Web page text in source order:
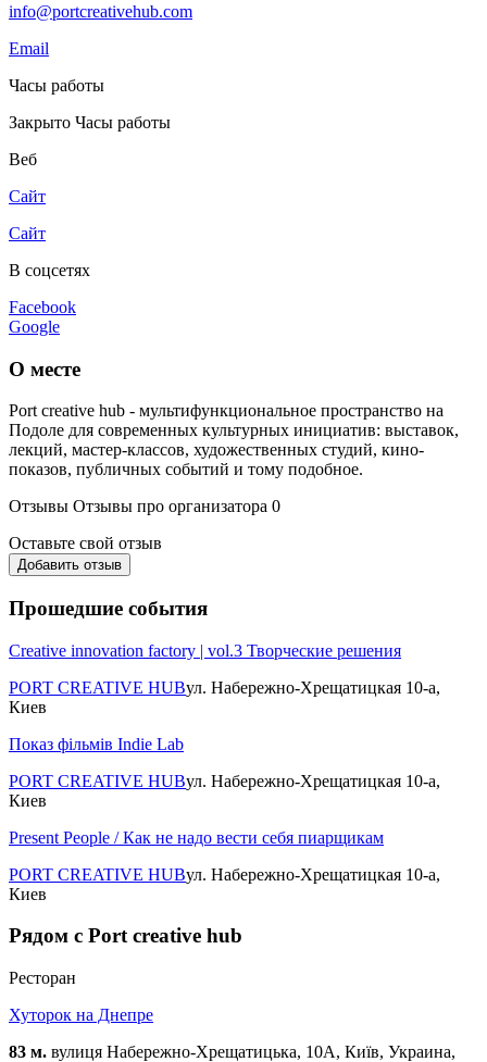
info@portcreativehub.com
Email
Часы работы
Закрыто Часы работы
Веб
Сайт
Сайт
В соцсетях
Facebook
Google
О месте
Port creative hub - мультифункциональное пространство на
Подоле для современных культурных инициатив: выставок,
лекций, мастер-классов, художественных студий, кино-
показов, публичных событий и тому подобное.
Отзывы Отзывы про организатора 0
Оставьте свой отзыв
Добавить отзыв
Прошедшие события
Сreative innovation factory | vol.3 Творческие решения
PORT CREATIVE HUBул. Набережно-Хрещатицкая 10-а,
Киев
Показ фільмів Indie Lab
PORT CREATIVE HUBул. Набережно-Хрещатицкая 10-а,
Киев
Present People / Как не надо вести себя пиарщикам
PORT CREATIVE HUBул. Набережно-Хрещатицкая 10-а,
Киев
Рядом с Port creative hub
Ресторан
Хуторок на Днепре
83 м. вулиця Набережно-Хрещатицька, 10А, Київ, Украина,